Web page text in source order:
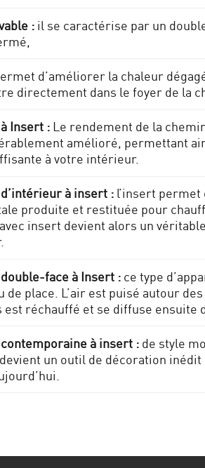
:il se caractérise par un
d’améliorer la chaleur
directement dans le foyer de la
Insert :Le rendement de la
amélioré, permettant
à votre intérieur.
à insert :l’insert permet
produite et restituée pour
insert devient alors un
face à Insert :ce type
de place. L’air est puisé autour
réchauffé et se diffuse ensuite
à insert :de style
un outil de décoration inédit